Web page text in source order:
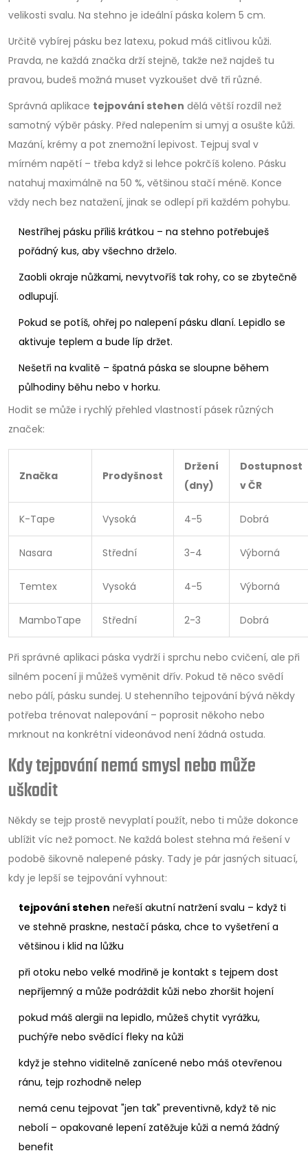
velikosti svalu. Na stehno je ideální páska kolem 5 cm.
Určitě vybírej pásku bez latexu, pokud máš citlivou kůži.
Pravda, ne každá značka drží stejně, takže než najdeš tu
pravou, budeš možná muset vyzkoušet dvě tři různé.
Správná aplikace tejpování stehen dělá větší rozdíl než
samotný výběr pásky. Před nalepením si umyj a osušte kůži.
Mazání, krémy a pot znemožní lepivost. Tejpuj sval v
mírném napětí – třeba když si lehce pokrčíš koleno. Pásku
natahuj maximálně na 50 %, většinou stačí méně. Konce
vždy nech bez natažení, jinak se odlepí při každém pohybu.
Nestříhej pásku příliš krátkou – na stehno potřebuješ
pořádný kus, aby všechno drželo.
Zaobli okraje nůžkami, nevytvoříš tak rohy, co se zbytečně
odlupují.
Pokud se potíš, ohřej po nalepení pásku dlaní. Lepidlo se
aktivuje teplem a bude líp držet.
Nešetři na kvalitě – špatná páska se sloupne během
půlhodiny běhu nebo v horku.
Hodit se může i rychlý přehled vlastností pásek různých
značek:
Značka Prodyšnost
Držení
(dny)
Dostupnost
v ČR
K-Tape Vysoká 4-5 Dobrá
Nasara Střední 3-4 Výborná
Temtex Vysoká 4-5 Výborná
MamboTape Střední 2-3 Dobrá
Při správné aplikaci páska vydrží i sprchu nebo cvičení, ale při
silném pocení ji můžeš vyměnit dřív. Pokud tě něco svědí
nebo pálí, pásku sundej. U stehenního tejpování bývá někdy
potřeba trénovat nalepování – poprosit někoho nebo
mrknout na konkrétní videonávod není žádná ostuda.
Kdy tejpování nemá smysl nebo může
uškodit
Někdy se tejp prostě nevyplatí použít, nebo ti může dokonce
ublížit víc než pomoct. Ne každá bolest stehna má řešení v
podobě šikovně nalepené pásky. Tady je pár jasných situací,
kdy je lepší se tejpování vyhnout:
tejpování stehen neřeší akutní natržení svalu – když ti
ve stehně praskne, nestačí páska, chce to vyšetření a
většinou i klid na lůžku
při otoku nebo velké modřině je kontakt s tejpem dost
nepříjemný a může podráždit kůži nebo zhoršit hojení
pokud máš alergii na lepidlo, můžeš chytit vyrážku,
puchýře nebo svědící fleky na kůži
když je stehno viditelně zanícené nebo máš otevřenou
ránu, tejp rozhodně nelep
nemá cenu tejpovat "jen tak" preventivně, když tě nic
nebolí – opakované lepení zatěžuje kůži a nemá žádný
benefit